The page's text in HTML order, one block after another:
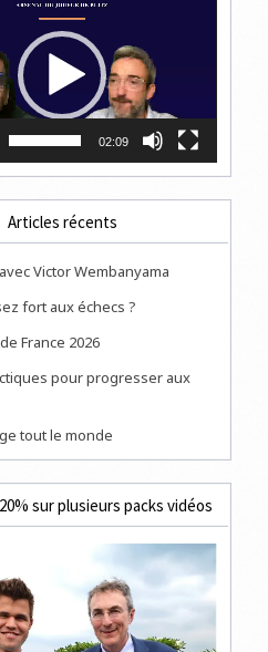
02:09
Articles récents
Victor Wembanyama
fort aux échecs ?
France 2026
pour progresser aux
tout le monde
sur plusieurs packs vidéos